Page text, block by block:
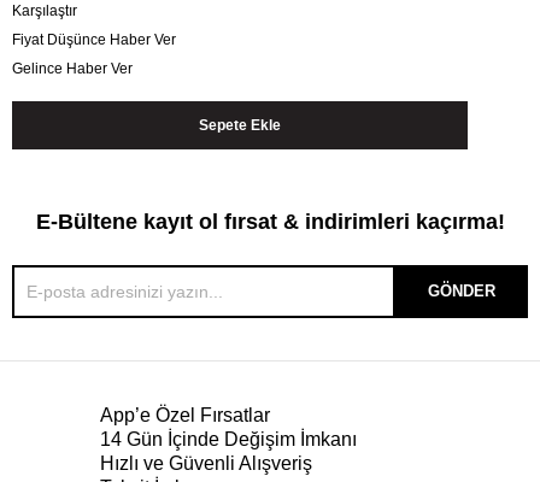
Karşılaştır
Fiyat Düşünce Haber Ver
Gelince Haber Ver
E-Bültene kayıt ol fırsat & indirimleri kaçırma!
GÖNDER
App’e Özel Fırsatlar
14 Gün İçinde Değişim İmkanı
Hızlı ve Güvenli Alışveriş